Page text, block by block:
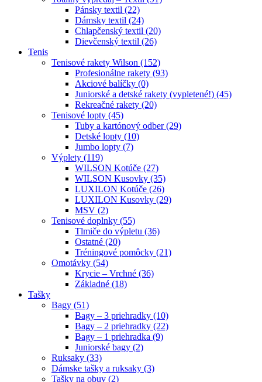
Pánsky textil (22)
Dámsky textil (24)
Chlapčenský textil (20)
Dievčenský textil (26)
Tenis
Tenisové rakety Wilson (152)
Profesionálne rakety (93)
Akciové balíčky (0)
Juniorské a detské rakety (vypletené!) (45)
Rekreačné rakety (20)
Tenisové lopty (45)
Tuby a kartónový odber (29)
Detské lopty (10)
Jumbo lopty (7)
Výplety (119)
WILSON Kotúče (27)
WILSON Kusovky (35)
LUXILON Kotúče (26)
LUXILON Kusovky (29)
MSV (2)
Tenisové doplnky (55)
Tlmiče do výpletu (36)
Ostatné (20)
Tréningové pomôcky (21)
Omotávky (54)
Krycie – Vrchné (36)
Základné (18)
Tašky
Bagy (51)
Bagy – 3 priehradky (10)
Bagy – 2 priehradky (22)
Bagy – 1 priehradka (9)
Juniorské bagy (2)
Ruksaky (33)
Dámske tašky a ruksaky (3)
Tašky na obuv (2)